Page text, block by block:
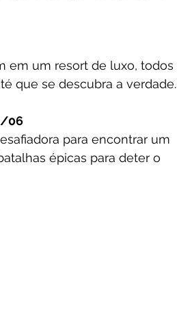
em um resort de luxo, todos
que se descubra a verdade.
06
para encontrar um
épicas para deter o